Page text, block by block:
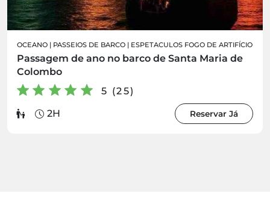
OCEANO | PASSEIOS DE BARCO | ESPETACULOS FOGO DE ARTIFÍCIO
Passagem de ano no barco de Santa Maria de
Colombo
5 (25)
2H
Reservar Já